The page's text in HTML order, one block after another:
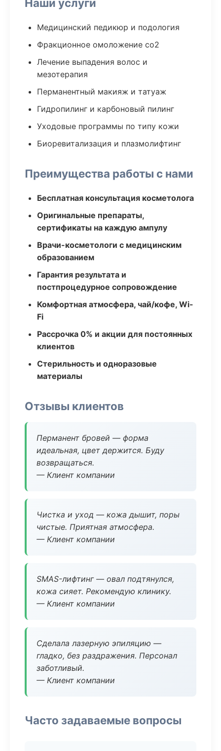
Наши услуги
Медицинский педикюр и подология
Фракционное омоложение co2
Лечение выпадения волос и
мезотерапия
Перманентный макияж и татуаж
Гидропилинг и карбоновый пилинг
Уходовые программы по типу кожи
Биоревитализация и плазмолифтинг
Преимущества работы с нами
Бесплатная консультация косметолога
Оригинальные препараты,
сертификаты на каждую ампулу
Врачи-косметологи с медицинским
образованием
Гарантия результата и
постпроцедурное сопровождение
Комфортная атмосфера, чай/кофе, Wi-
Fi
Рассрочка 0% и акции для постоянных
клиентов
Стерильность и одноразовые
материалы
Отзывы клиентов
Перманент бровей — форма
идеальная, цвет держится. Буду
возвращаться.
— Клиент компании
Чистка и уход — кожа дышит, поры
чистые. Приятная атмосфера.
— Клиент компании
SMAS-лифтинг — овал подтянулся,
кожа сияет. Рекомендую клинику.
— Клиент компании
Сделала лазерную эпиляцию —
гладко, без раздражения. Персонал
заботливый.
— Клиент компании
Часто задаваемые вопросы